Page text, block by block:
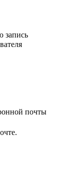
запись
почты